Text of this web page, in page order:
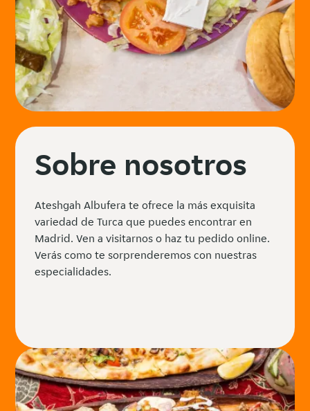
Sobre nosotros
Ateshgah Albufera te ofrece la más exquisita
variedad de Turca que puedes encontrar en
Madrid. Ven a visitarnos o haz tu pedido online.
Verás como te sorprenderemos con nuestras
especialidades.